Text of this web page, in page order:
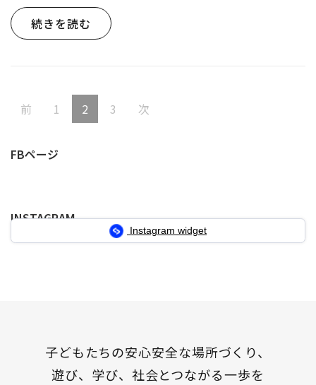
続きを読む
投
の
ー
ジ
前
固
ジ
1
固
ジ
2
固
ジ
3 次
FBページ
INSTAGRAM
Instagram widget
子どもたちの安心安全な場所づくり、
遊び、学び、社会とつながる一歩を